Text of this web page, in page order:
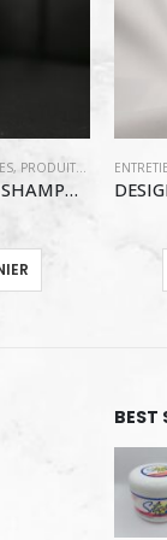
,SOINS POUR
HYDRATANT ,
, PRODUITS HYDRATANT
BEST